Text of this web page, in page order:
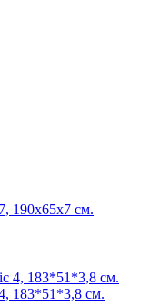
190x65x7 см.
183*51*3,8 см.